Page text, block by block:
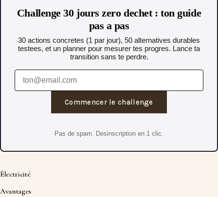
Challenge 30 jours zero dechet : ton guide
pas a pas
30 actions concretes (1 par jour), 50 alternatives durables
testees, et un planner pour mesurer tes progres. Lance ta
transition sans te perdre.
Commencer le challenge
Pas de spam. Desinscription en 1 clic.
Électricité
Avantages